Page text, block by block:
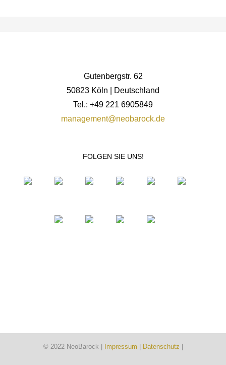
Gutenbergstr. 62
50823 Köln | Deutschland
Tel.: +49 221 6905849
management@neobarock.de
FOLGEN SIE UNS!
© 2022 NeoBarock | Impressum Datenschutz